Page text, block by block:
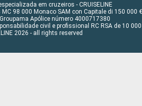
em cruzeiros - CRUISELINE
98 000 Monaco SAM con Capitale di 150 000 €
Apólice número 4000717380
civil e profissional RC RSA de 10 000
2026 - all rights reserved